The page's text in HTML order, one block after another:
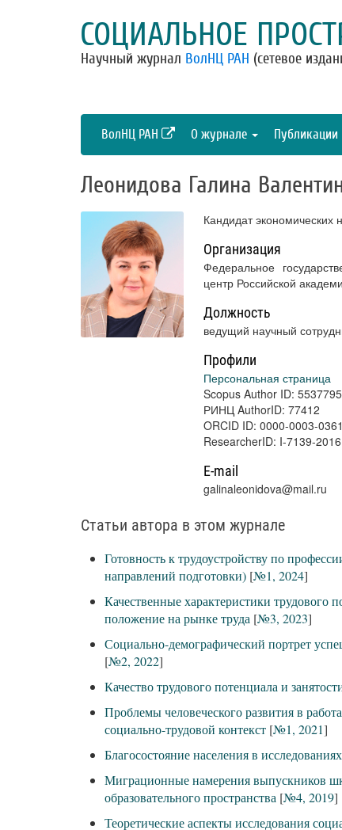
СОЦИАЛЬНОЕ
Научный журнал ВолНЦ РАН (сетевое
ВолНЦ РАН О журнале Публикации
Леонидова Галина
Кандидат экономических
Организация
Федеральное
центр Российской
Должность
ведущий научный
Профили
Персональная страница
Scopus Author ID:
РИНЦ AuthorID: 77412
ORCID ID: 0000-0003-
ResearcherID: I-7139-2016
E-mail
galinaleonidova@mail.ru
Статьи автора в этом журнале
Готовность к трудоустройству по
направлений подготовки) [№1, 2024]
Качественные характеристики трудового
положение на рынке труда [№3, 2023]
Социально-демографический портрет
[№2, 2022]
Качество трудового потенциала и
Проблемы человеческого развития в
социально-трудовой контекст [№1, 2021]
Благосостояние населения в
Миграционные намерения выпускников
образовательного пространства [№4, 2019]
Теоретические аспекты исследования